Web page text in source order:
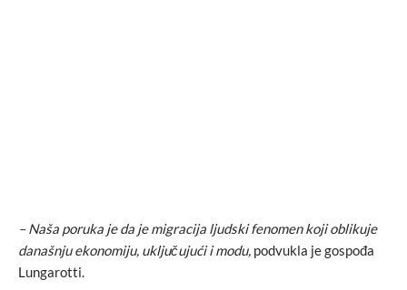
– Naša poruka je da je migracija ljudski fenomen koji oblikuje
današnju ekonomiju, uključujući i modu, podvukla je gospođa
Lungarotti.